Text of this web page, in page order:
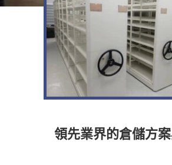
領先業界的倉儲方